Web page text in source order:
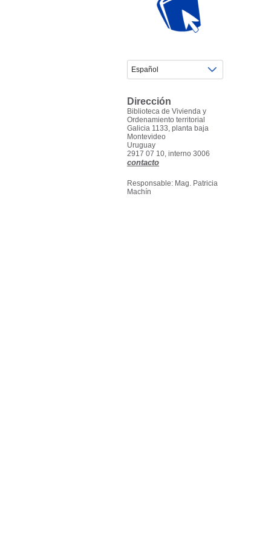
Dirección
Biblioteca de Vivienda y
Ordenamiento territorial
Galicia 1133, planta baja
Montevideo
Uruguay
2917 07 10, interno 3006
contacto
Responsable: Mag. Patricia
Machín